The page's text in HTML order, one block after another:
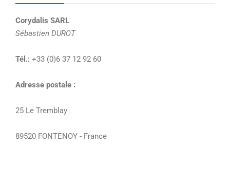
Corydalis SARL
Sébastien DUROT
Tél.: +33 (0)6 37 12 92 60
Adresse postale :
25 Le Tremblay
89520 FONTENOY - France